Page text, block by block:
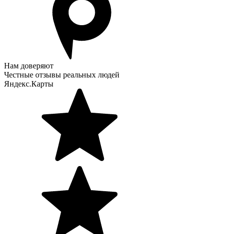
Нам доверяют
Честные отзывы реальных людей
Яндекс.Карты